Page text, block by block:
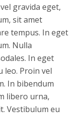
gravida eget,
sit amet
tempus. In eget
Nulla
In eget
leo. Proin vel
In bibendum
libero urna,
Vestibulum eu